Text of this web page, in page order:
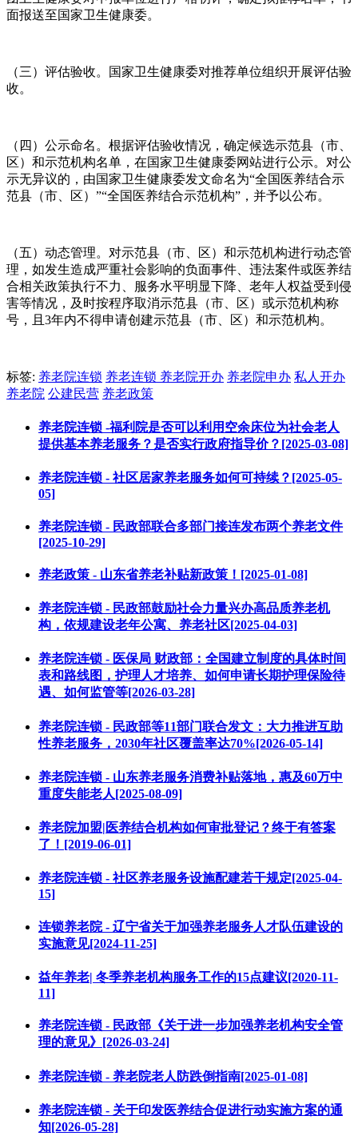
面报送至国家卫生健康委。
（三）评估验收。国家卫生健康委对推荐单位组织开展评估验
收。
（四）公示命名。根据评估验收情况，确定候选示范县（市、
区）和示范机构名单，在国家卫生健康委网站进行公示。对公
示无异议的，由国家卫生健康委发文命名为“全国医养结合示
范县（市、区）”“全国医养结合示范机构”，并予以公布。
（五）动态管理。对示范县（市、区）和示范机构进行动态管
理，如发生造成严重社会影响的负面事件、违法案件或医养结
合相关政策执行不力、服务水平明显下降、老年人权益受到侵
害等情况，及时按程序取消示范县（市、区）或示范机构称
号，且3年内不得申请创建示范县（市、区）和示范机构。
标签: 养老院连锁 养老连锁 养老院开办 养老院申办 私人开办
养老院 公建民营 养老政策
养老院连锁 -福利院是否可以利用空余床位为社会老人
提供基本养老服务？是否实行政府指导价？[2025-03-08]
养老院连锁 - 社区居家养老服务如何可持续？[2025-05-
05]
养老院连锁 - 民政部联合多部门接连发布两个养老文件
[2025-10-29]
养老政策 - 山东省养老补贴新政策！[2025-01-08]
养老院连锁 - 民政部鼓励社会力量兴办高品质养老机
构，依规建设老年公寓、养老社区[2025-04-03]
养老院连锁 - 医保局 财政部：全国建立制度的具体时间
表和路线图，护理人才培养、如何申请长期护理保险待
遇、如何监管等[2026-03-28]
养老院连锁 - 民政部等11部门联合发文：大力推进互助
性养老服务，2030年社区覆盖率达70%[2026-05-14]
养老院连锁 - 山东养老服务消费补贴落地，惠及60万中
重度失能老人[2025-08-09]
养老院加盟|医养结合机构如何审批登记？终于有答案
了！[2019-06-01]
养老院连锁 - 社区养老服务设施配建若干规定[2025-04-
15]
连锁养老院 - 辽宁省关于加强养老服务人才队伍建设的
实施意见[2024-11-25]
益年养老| 冬季养老机构服务工作的15点建议[2020-11-
11]
养老院连锁 - 民政部《关于进一步加强养老机构安全管
理的意见》[2026-03-24]
养老院连锁 - 养老院老人防跌倒指南[2025-01-08]
养老院连锁 - 关于印发医养结合促进行动实施方案的通
知[2026-05-28]